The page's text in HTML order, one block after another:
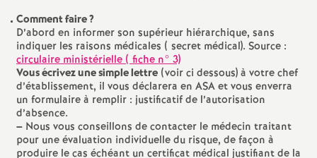
Comment faire?
D’abord en informer son supérieur hiérarchique, sans
indiquer les raisons médicales ( secret médical). Source :
circulaire ministérielle ( fiche n° 3)
Vous écrivez une simple lettre (voir ci dessous) à votre chef
d’établissement, il vous déclarera en ASAet vous enverra
un formulaire à remplir : justificatif de l’autorisation
d’absence.
– Nous vous conseillons de contacter le médecin traitant
pour une évaluation individuelle du risque, de façon à
produire le cas échéant un certificat médical justifiant de la